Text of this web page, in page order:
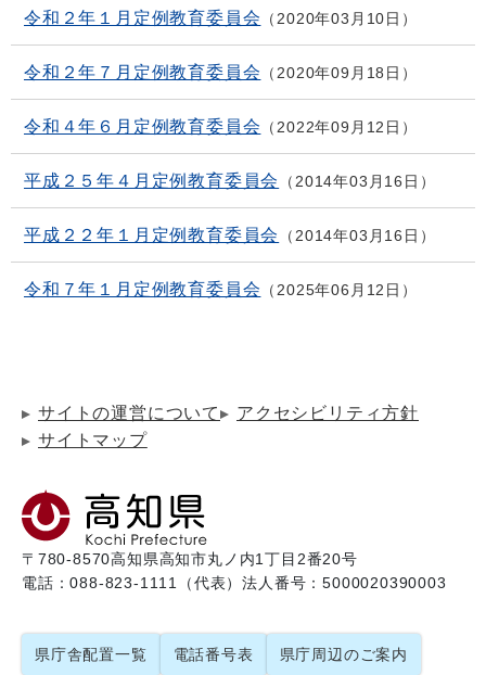
令和２年１月定例教育委員会 2020年03月10日
令和２年７月定例教育委員会 2020年09月18日
令和４年６月定例教育委員会 2022年09月12日
平成２５年４月定例教育委員会 2014年03月16日
平成２２年１月定例教育委員会 2014年03月16日
令和７年１月定例教育委員会 2025年06月12日
サイトの運営について
アクセシビリティ方針
サイトマップ
〒780-8570高知県高知市丸ノ内1丁目2番20号
電話：088-823-1111（代表）法人番号：5000020390003
県庁舎配置一覧 電話番号表 県庁周辺のご案内